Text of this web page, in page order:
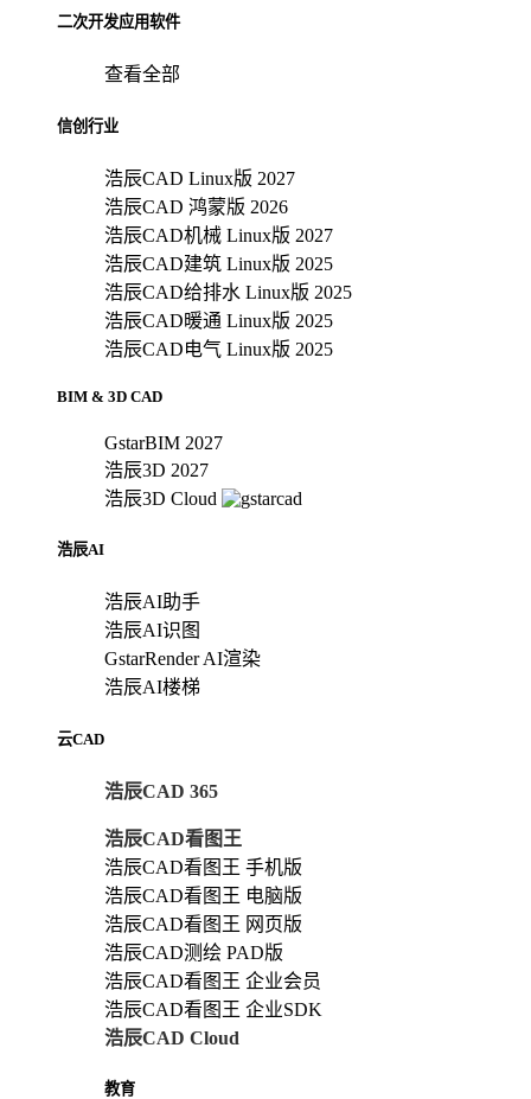
二次开发应用软件
查看全部
信创行业
浩辰CAD Linux版 2027
浩辰CAD 鸿蒙版 2026
浩辰CAD机械 Linux版 2027
浩辰CAD建筑 Linux版 2025
浩辰CAD给排水 Linux版 2025
浩辰CAD暖通 Linux版 2025
浩辰CAD电气 Linux版 2025
BIM & 3D CAD
GstarBIM 2027
浩辰3D 2027
浩辰3D Cloud
浩辰AI
浩辰AI助手
浩辰AI识图
GstarRender AI渲染
浩辰AI楼梯
云CAD
浩辰CAD 365
浩辰CAD看图王
浩辰CAD看图王 手机版
浩辰CAD看图王 电脑版
浩辰CAD看图王 网页版
浩辰CAD测绘 PAD版
浩辰CAD看图王 企业会员
浩辰CAD看图王 企业SDK
浩辰CAD Cloud
教育